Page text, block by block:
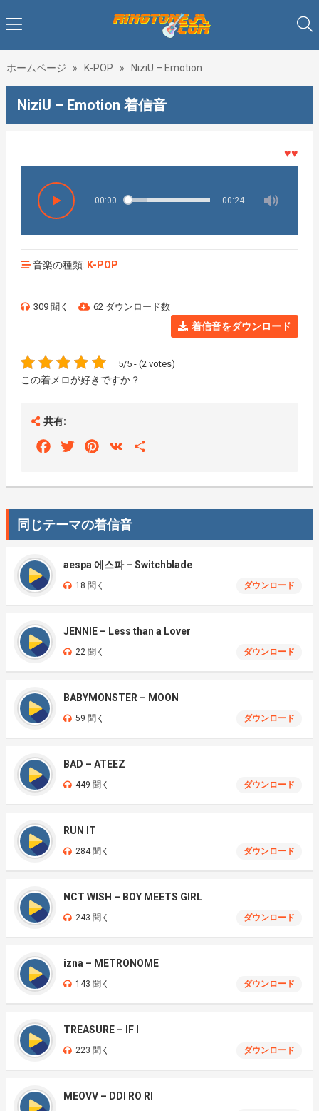
ホームページ » K-POP » NiziU – Emotion
NiziU – Emotion 着信音
♥♥♥着メ
00:00 00:24
音楽の種類: K-POP
309 聞く 62 ダウンロード数
着信音をダウンロード
5/5 - (2 votes)
この着メロが好きですか？
共有:
FacebookTwitterPinterest
VK
同じテーマの着信音
aespa 에스파 – Switchblade
18 聞く ダウンロード
JENNIE – Less than a Lover
22 聞く ダウンロード
BABYMONSTER – MOON
59 聞く ダウンロード
BAD – ATEEZ
449 聞く ダウンロード
RUN IT
284 聞く ダウンロード
NCT WISH – BOY MEETS GIRL
243 聞く ダウンロード
izna – METRONOME
143 聞く ダウンロード
TREASURE – IF I
223 聞く ダウンロード
MEOVV – DDI RO RI